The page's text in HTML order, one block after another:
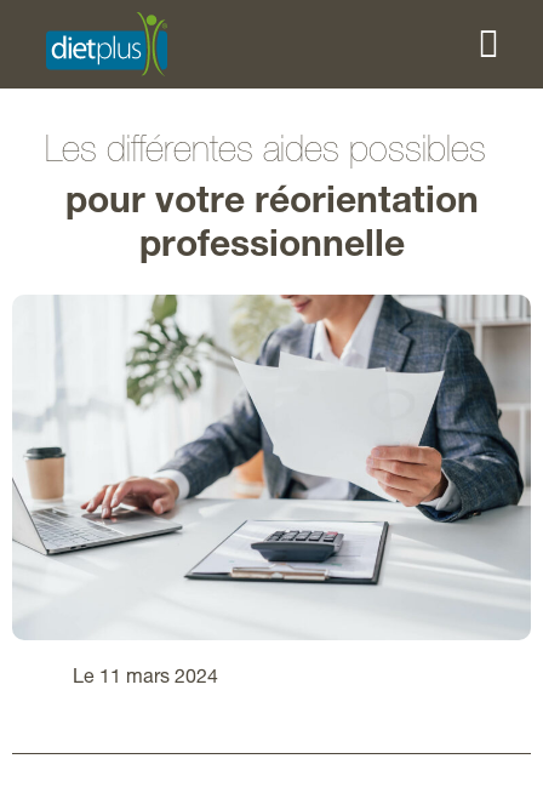
Les différentes aides possibles
pour votre réorientation
professionnelle
Le 11 mars 2024